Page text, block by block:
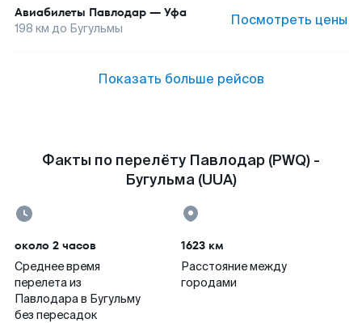
Авиабилеты Павлодар — Уфа
198 км до Бугульмы Посмотреть цены
Показать больше рейсов
Факты по перелёту Павлодар (PWQ) -
Бугульма (UUA)
около 2 часов
Среднее время
перелета из
Павлодара в Бугульму
без пересадок
1623 км
Расстояние между
городами